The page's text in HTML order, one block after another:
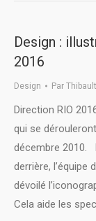
Design :
2016
Design Par
Direction RIO
qui se
décembre 2010.
derrière, l’équipe
dévoilé
Cela aide les